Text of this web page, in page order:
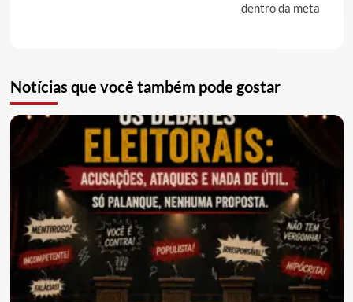
dentro da meta
Notícias que você também pode gostar